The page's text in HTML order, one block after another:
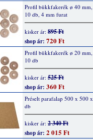
Profil bükkfakerék ø 40
10 db, 4 mm furat
kisker ár: 895 Ft
shop ár: 720 Ft
Profil bükkfakerék ø 20
10 db
kisker ár: 525 Ft
shop ár: 360 Ft
Préselt parafalap 500 x 500
db
kisker ár: 2 340 Ft
shop ár: 2 015 Ft